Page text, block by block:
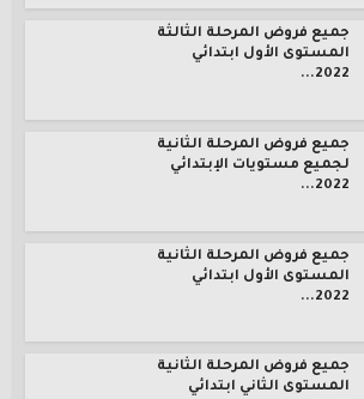
جميع فروض المرحلة الثالثة
المستوى الأول ابتدائي
2022...
جميع فروض المرحلة الثانية
لجميع مستويات الإبتدائي
2022...
جميع فروض المرحلة الثانية
المستوى الأول ابتدائي
2022...
جميع فروض المرحلة الثانية
المستوى الثاني ابتدائي